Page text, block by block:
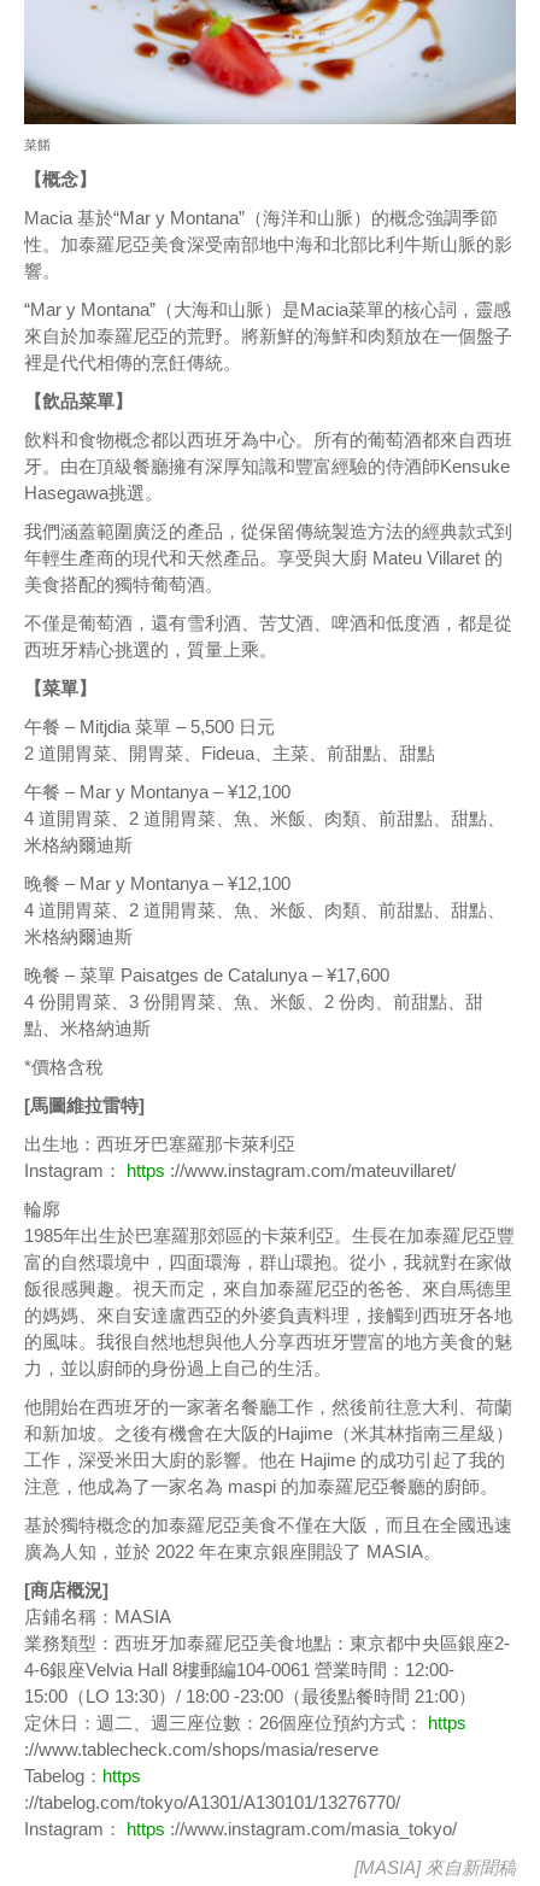
菜餚
【概念】
Macia 基於“Mar y Montana”（海洋和山脈）的概念強調季節
性。加泰羅尼亞美食深受南部地中海和北部比利牛斯山脈的影
響。
“Mar y Montana”（大海和山脈）是Macia菜單的核心詞，靈感
來自於加泰羅尼亞的荒野。將新鮮的海鮮和肉類放在一個盤子
裡是代代相傳的烹飪傳統。
【飲品菜單】
飲料和食物概念都以西班牙為中心。所有的葡萄酒都來自西班
牙。由在頂級餐廳擁有深厚知識和豐富經驗的侍酒師Kensuke
Hasegawa挑選。
我們涵蓋範圍廣泛的產品，從保留傳統製造方法的經典款式到
年輕生產商的現代和天然產品。享受與大廚 Mateu Villaret 的
美食搭配的獨特葡萄酒。
不僅是葡萄酒，還有雪利酒、苦艾酒、啤酒和低度酒，都是從
西班牙精心挑選的，質量上乘。
【菜單】
午餐 – Mitjdia 菜單 – 5,500 日元
2 道開胃菜、開胃菜、Fideua、主菜、前甜點、甜點
午餐 – Mar y Montanya – ¥12,100
4 道開胃菜、2 道開胃菜、魚、米飯、肉類、前甜點、甜點、
米格納爾迪斯
晚餐 – Mar y Montanya – ¥12,100
4 道開胃菜、2 道開胃菜、魚、米飯、肉類、前甜點、甜點、
米格納爾迪斯
晚餐 – 菜單 Paisatges de Catalunya – ¥17,600
4 份開胃菜、3 份開胃菜、魚、米飯、2 份肉、前甜點、甜
點、米格納迪斯
*價格含稅
[馬圖維拉雷特]
出生地：西班牙巴塞羅那卡萊利亞
Instagram： https ://www.instagram.com/mateuvillaret/
輪廓
1985年出生於巴塞羅那郊區的卡萊利亞。生長在加泰羅尼亞豐
富的自然環境中，四面環海，群山環抱。從小，我就對在家做
飯很感興趣。視天而定，來自加泰羅尼亞的爸爸、來自馬德里
的媽媽、來自安達盧西亞的外婆負責料理，接觸到西班牙各地
的風味。我很自然地想與他人分享西班牙豐富的地方美食的魅
力，並以廚師的身份過上自己的生活。
他開始在西班牙的一家著名餐廳工作，然後前往意大利、荷蘭
和新加坡。之後有機會在大阪的Hajime（米其林指南三星級）
工作，深受米田大廚的影響。他在 Hajime 的成功引起了我的
注意，他成為了一家名為 maspi 的加泰羅尼亞餐廳的廚師。
基於獨特概念的加泰羅尼亞美食不僅在大阪，而且在全國迅速
廣為人知，並於 2022 年在東京銀座開設了 MASIA。
[商店概況]
店鋪名稱：MASIA
業務類型：西班牙加泰羅尼亞美食地點：東京都中央區銀座2-
4-6銀座Velvia Hall 8樓郵編104-0061 營業時間：12:00-
15:00（LO 13:30）/ 18:00 -23:00（最後點餐時間 21:00）
定休日：週二、週三座位數：26個座位預約方式： https
://www.tablecheck.com/shops/masia/reserve
Tabelog： https
://tabelog.com/tokyo/A1301/A130101/13276770/
Instagram： https ://www.instagram.com/masia_tokyo/
[MASIA] 來自新聞稿